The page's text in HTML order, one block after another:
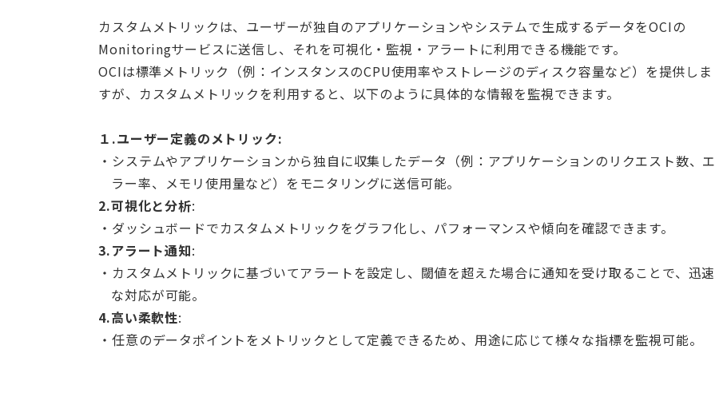
カスタムメトリックは、ユーザーが独自のアプリケーションやシステムで生成するデータをOCIの
Monitoringサービスに送信し、それを可視化・監視・アラートに利用できる機能です。
OCIは標準メトリック（例：インスタンスのCPU使用率やストレージのディスク容量など）を提供しま
すが、カスタムメトリックを利用すると、以下のように具体的な情報を監視できます。
１.ユーザー定義のメトリック:
システムやアプリケーションから独自に収集したデータ（例：アプリケーションのリクエスト数、エ
ラー率、メモリ使用量など）をモニタリングに送信可能。
2.可視化と分析:
ダッシュボードでカスタムメトリックをグラフ化し、パフォーマンスや傾向を確認できます。
3.アラート通知:
カスタムメトリックに基づいてアラートを設定し、閾値を超えた場合に通知を受け取ることで、迅速
な対応が可能。
4.高い柔軟性:
任意のデータポイントをメトリックとして定義できるため、用途に応じて様々な指標を監視可能。